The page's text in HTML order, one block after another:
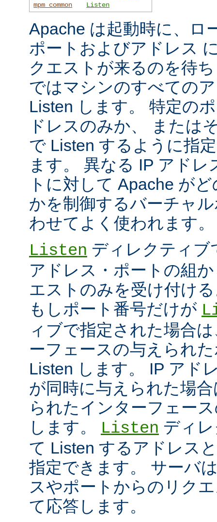
mpm_common
Listen
Apache は起動時に、ロ
ポートおよびアドレス
クエストが来るのを待
ではマシンのすべての
Listen します。 特定の
ドレスのみか、 または
で Listen するように指
ます。 異なる IP アド
トに対して Apache が
かを制御するバーチャ
わせてよく使われます。
Listen ディレクティブ
アドレス・ポートの組
エストのみを受け付け
もしポート番号だけが
ィブで指定された場合
ーフェースの与えられ
Listen します。 IP アド
が同時に与えられた場
られたインターフェー
します。
Listen ディ
て Listen するアドレス
指定できます。 サーバ
スやポートからのリク
て応答します。